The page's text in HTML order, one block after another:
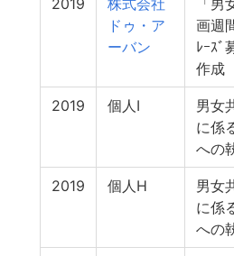
2019
株式会社
ドゥ・ア
ーバン
「男
画週
ﾚｰｽﾞ
作成
2019 個人I
男女
に係
への
2019 個人H
男女
に係
への